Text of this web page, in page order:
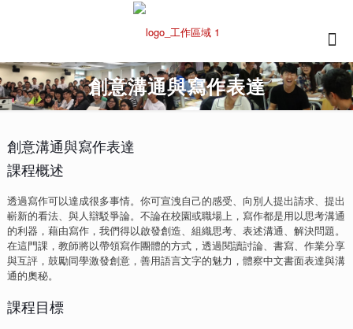
創意溝通與寫作表達
創意溝通與寫作表達
課程概述
透過寫作可以達成很多事情。你可宣洩自己的感受、向別人提出請求、提出
嶄新的看法、與人辯駁爭論。不論在校園或職場上，寫作都是用以思考溝通
的利器，藉由寫作，我們得以啟發創造、組織思考、表述溝通、解決問題。
在這門課，教師將以帶領寫作團體的方式，透過閱讀討論、書寫、作業分享
與互評，鼓勵同學激發創意，善用語言文字的魅力，體察中文書面表達與溝
通的奧秘。
課程目標